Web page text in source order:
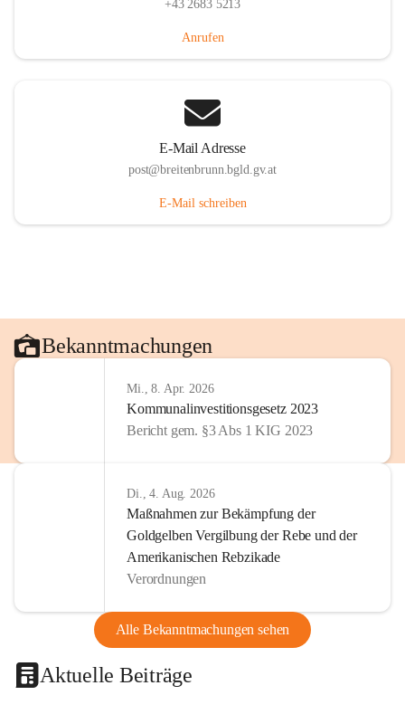
+43 2683 5213
Anrufen
E-Mail Adresse
post@breitenbrunn.bgld.gv.at
E-Mail schreiben
Bekanntmachungen
Mi., 8. Apr. 2026
Kommunalinvestitionsgesetz 2023
Bericht gem. §3 Abs 1 KIG 2023
Di., 4. Aug. 2026
Maßnahmen zur Bekämpfung der
Goldgelben Vergilbung der Rebe und der
Amerikanischen Rebzikade
Verordnungen
Alle Bekanntmachungen sehen
Aktuelle Beiträge